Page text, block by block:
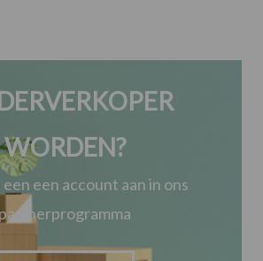
WORDEN?
een account aan in ons
partnerprogramma